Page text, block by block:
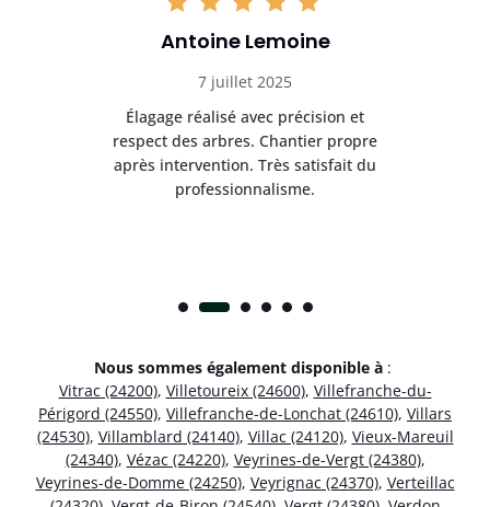
Antoine Lemoine
7 juillet 2025
Élagage réalisé avec précision et
respect des arbres. Chantier propre
après intervention. Très satisfait du
professionnalisme.
Nous sommes également disponible à :
Vitrac (24200), Villetoureix (24600), Villefranche-du-
Périgord (24550), Villefranche-de-Lonchat (24610), Villars
(24530), Villamblard (24140), Villac (24120), Vieux-Mareuil
(24340), Vézac (24220), Veyrines-de-Vergt (24380),
Veyrines-de-Domme (24250), Veyrignac (24370), Verteillac